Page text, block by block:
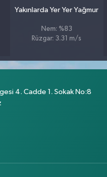
Yakınlarda Yer Yer Yağmur
Nem: %83
Rüzgar: 3.31 m/s
4. Cadde 1. Sokak No:8